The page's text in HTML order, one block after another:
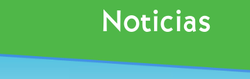
Noticias